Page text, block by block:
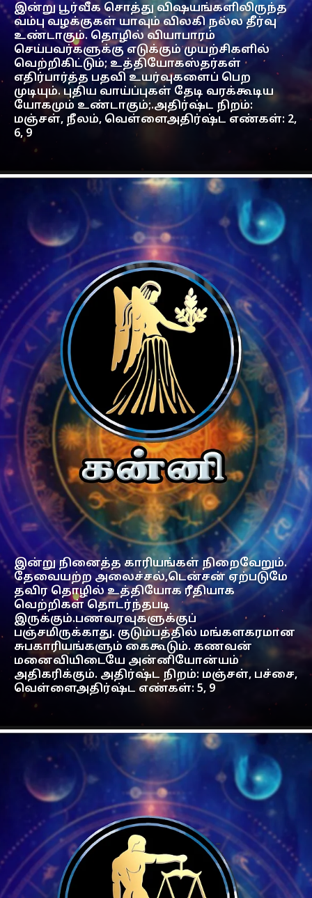
இன்று பூர்வீக சொத்து விஷயங்களிலிருந்த
வம்பு வழக்குகள் யாவும் விலகி நல்ல தீர்வு
உண்டாகும். தொழில் வியாபாரம்
செய்பவர்களுக்கு எடுக்கும் முயற்சிகளில்
வெற்றிகிட்டும்; உத்தியோகஸ்தர்கள்
எதிர்பார்த்த பதவி உயர்வுகளைப் பெற
முடியும். புதிய வாய்ப்புகள் தேடி வரக்கூடிய
யோகமும் உண்டாகும்;.அதிர்ஷ்ட நிறம்:
மஞ்சள், நீலம், வெள்ளைஅதிர்ஷ்ட எண்கள்: 2,
6, 9
இன்று நினைத்த காரியங்கள் நிறைவேறும்.
தேவையற்ற அலைச்சல்,டென்சன் ஏற்படுமே
தவிர தொழில் உத்தியோக ரீதியாக
வெற்றிகள் தொடர்ந்தபடி
இருக்கும்.பணவரவுகளுக்குப்
பஞ்சமிருக்காது. குடும்பத்தில் மங்களகரமான
சுபகாரியங்களும் கைகூடும். கணவன்
மனைவியிடையே அன்னியோன்யம்
அதிகரிக்கும். அதிர்ஷ்ட நிறம்: மஞ்சள், பச்சை,
வெள்ளைஅதிர்ஷ்ட எண்கள்: 5, 9